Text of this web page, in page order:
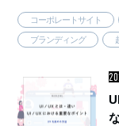
ンディングの意味や取
コーポレートサイト
ブランディング